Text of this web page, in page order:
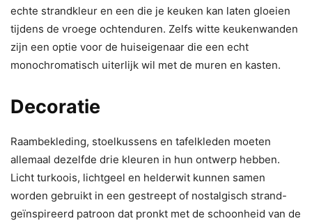
echte strandkleur en een die je keuken kan laten gloeien
tijdens de vroege ochtenduren. Zelfs witte keukenwanden
zijn een optie voor de huiseigenaar die een echt
monochromatisch uiterlijk wil met de muren en kasten.
Decoratie
Raambekleding, stoelkussens en tafelkleden moeten
allemaal dezelfde drie kleuren in hun ontwerp hebben.
Licht turkoois, lichtgeel en helderwit kunnen samen
worden gebruikt in een gestreept of nostalgisch strand-
geïnspireerd patroon dat pronkt met de schoonheid van de